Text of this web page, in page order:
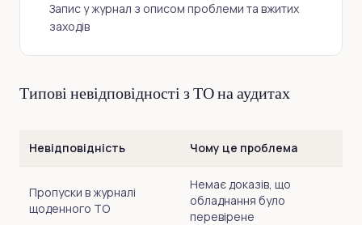
Запис у журнал з описом проблеми та вжитих
заходів
Типові невідповідності з ТО на аудитах
Невідповідність Чому це проблема
Пропуски в журналі
щоденного ТО
Немає доказів, що
обладнання було
перевірене